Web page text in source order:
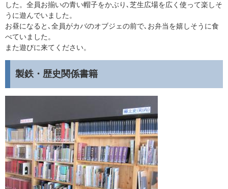
した。全員お揃いの青い帽子をかぶり､芝生広場を広く使って楽しそ
うに遊んでいました。
お昼になると､全員がカバのオブジェの前で､お弁当を嬉しそうに食
べていました。
また遊びに来てください。
製鉄・歴史関係書籍